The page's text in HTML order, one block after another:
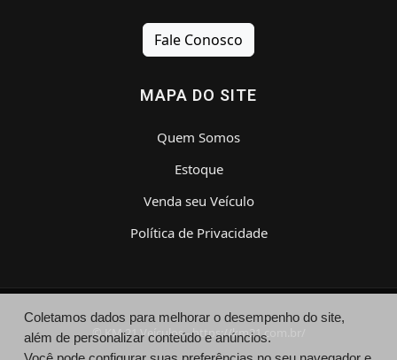
Fale Conosco
MAPA DO SITE
Quem Somos
Estoque
Venda seu Veículo
Política de Privacidade
© KM 21 Veículos - https://km21.com.br/
Coletamos dados para melhorar o desempenho do site,
além de personalizar conteúdo e anúncios.